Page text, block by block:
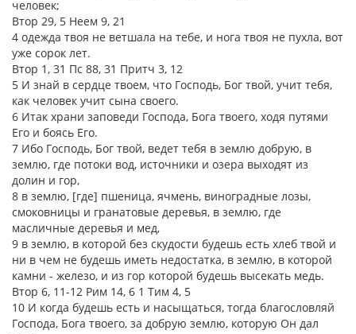
человек;
Втор 29, 5 Неем 9, 21
4 одежда твоя не ветшала на тебе, и нога твоя не пухла, вот
уже сорок лет.
Втор 1, 31 Пс 88, 31 Притч 3, 12
5 И знай в сердце твоем, что Господь, Бог твой, учит тебя,
как человек учит сына своего.
6 Итак храни заповеди Господа, Бога твоего, ходя путями
Его и боясь Его.
7 Ибо Господь, Бог твой, ведет тебя в землю добрую, в
землю, где потоки вод, источники и озера выходят из
долин и гор,
8 в землю, [где] пшеница, ячмень, виноградные лозы,
смоковницы и гранатовые деревья, в землю, где
масличные деревья и мед,
9 в землю, в которой без скудости будешь есть хлеб твой и
ни в чем не будешь иметь недостатка, в землю, в которой
камни - железо, и из гор которой будешь высекать медь.
Втор 6, 11-12 Рим 14, 6 1 Тим 4, 5
10 И когда будешь есть и насыщаться, тогда благословляй
Господа, Бога твоего, за добрую землю, которую Он дал